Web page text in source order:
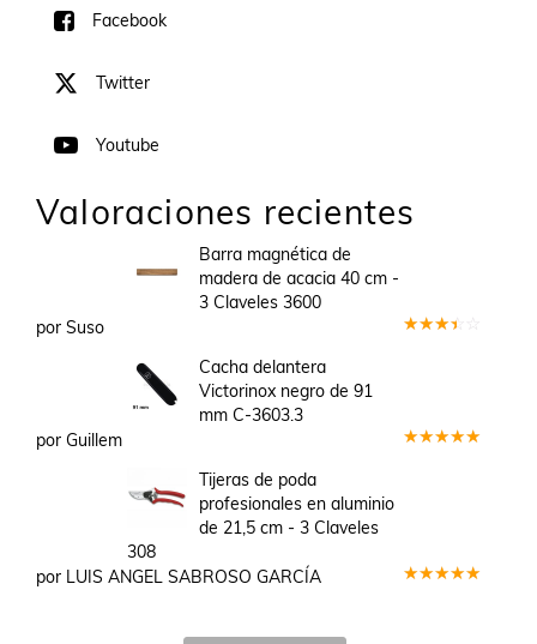
Facebook
Twitter
Youtube
Valoraciones recientes
Barra magnética de
madera de acacia 40 cm -
3 Claveles 3600
por Suso
Cacha delantera
Victorinox negro de 91
mm C-3603.3
por Guillem
Tijeras de poda
profesionales en aluminio
de 21,5 cm - 3 Claveles
308
por LUIS ANGEL SABROSO GARCÍA